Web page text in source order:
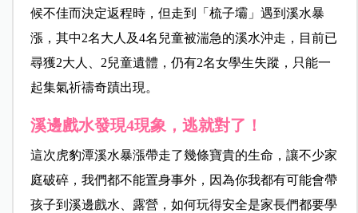
候不佳而決定返程時，但走到「梳子壩」遇到溪水暴
漲，其中2名大人及4名兒童被湍急的溪水沖走，目前已
尋獲2大人、2兒童遺體，仍有2名女學生失蹤，只能一
起集氣祈禱奇蹟出現。
溪邊戲水發現4現象，逃就對了！
這次虎豹潭溪水暴漲帶走了幾條寶貴的生命，讓不少家
庭破碎，我們都不能置身事外，因為你我都有可能會帶
孩子到溪邊戲水、露營，如何玩得安全是家長們都要學